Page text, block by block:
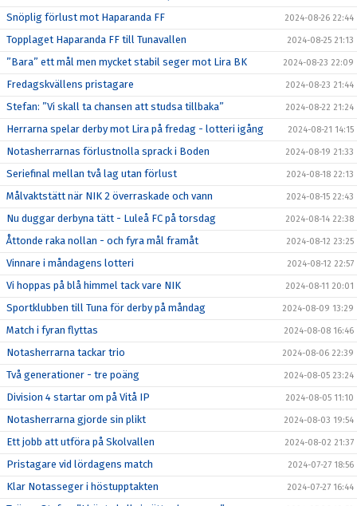
Snöplig förlust mot Haparanda FF 2024-08-26 22:44
Topplaget Haparanda FF till Tunavallen 2024-08-25 21:13
”Bara” ett mål men mycket stabil seger mot Lira BK 2024-08-23 22:09
Fredagskvällens pristagare 2024-08-23 21:44
Stefan: ”Vi skall ta chansen att studsa tillbaka” 2024-08-22 21:24
Herrarna spelar derby mot Lira på fredag - lotteri igång 2024-08-21 14:15
Notasherrarnas förlustnolla sprack i Boden 2024-08-19 21:33
Seriefinal mellan två lag utan förlust 2024-08-18 22:13
Målvaktstätt när NIK 2 överraskade och vann 2024-08-15 22:43
Nu duggar derbyna tätt - Luleå FC på torsdag 2024-08-14 22:38
Åttonde raka nollan - och fyra mål framåt 2024-08-12 23:25
Vinnare i måndagens lotteri 2024-08-12 22:57
Vi hoppas på blå himmel tack vare NIK 2024-08-11 20:01
Sportklubben till Tuna för derby på måndag 2024-08-09 13:29
Match i fyran flyttas 2024-08-08 16:46
Notasherrarna tackar trio 2024-08-06 22:39
Två generationer - tre poäng 2024-08-05 23:24
Division 4 startar om på Vitå IP 2024-08-05 11:10
Notasherrarna gjorde sin plikt 2024-08-03 19:54
Ett jobb att utföra på Skolvallen 2024-08-02 21:37
Pristagare vid lördagens match 2024-07-27 18:56
Klar Notasseger i höstupptakten 2024-07-27 16:44